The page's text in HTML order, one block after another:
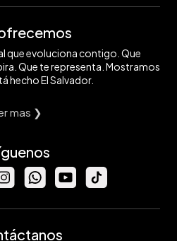
que evoluciona contigo. Que
Que te representa. Mostramos
hecho El Salvador.
mas ❯